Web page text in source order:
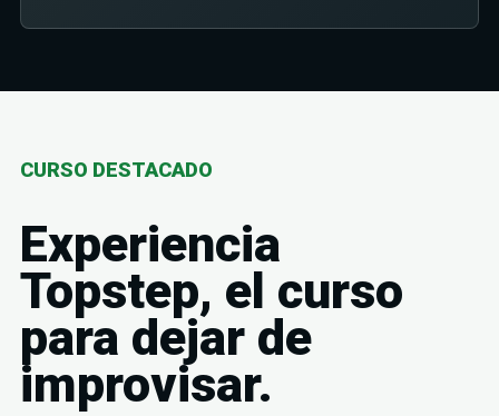
CURSO DESTACADO
Experiencia
Topstep, el curso
para dejar de
improvisar.